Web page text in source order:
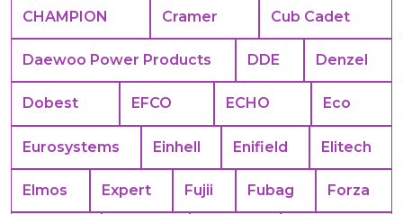
CHAMPION Cramer Cub Cadet
Daewoo Power Products DDE Denzel
Dobest EFCO ECHO Eco
Eurosystems Einhell Enifield Elitech
Elmos Expert Fujii Fubag Forza